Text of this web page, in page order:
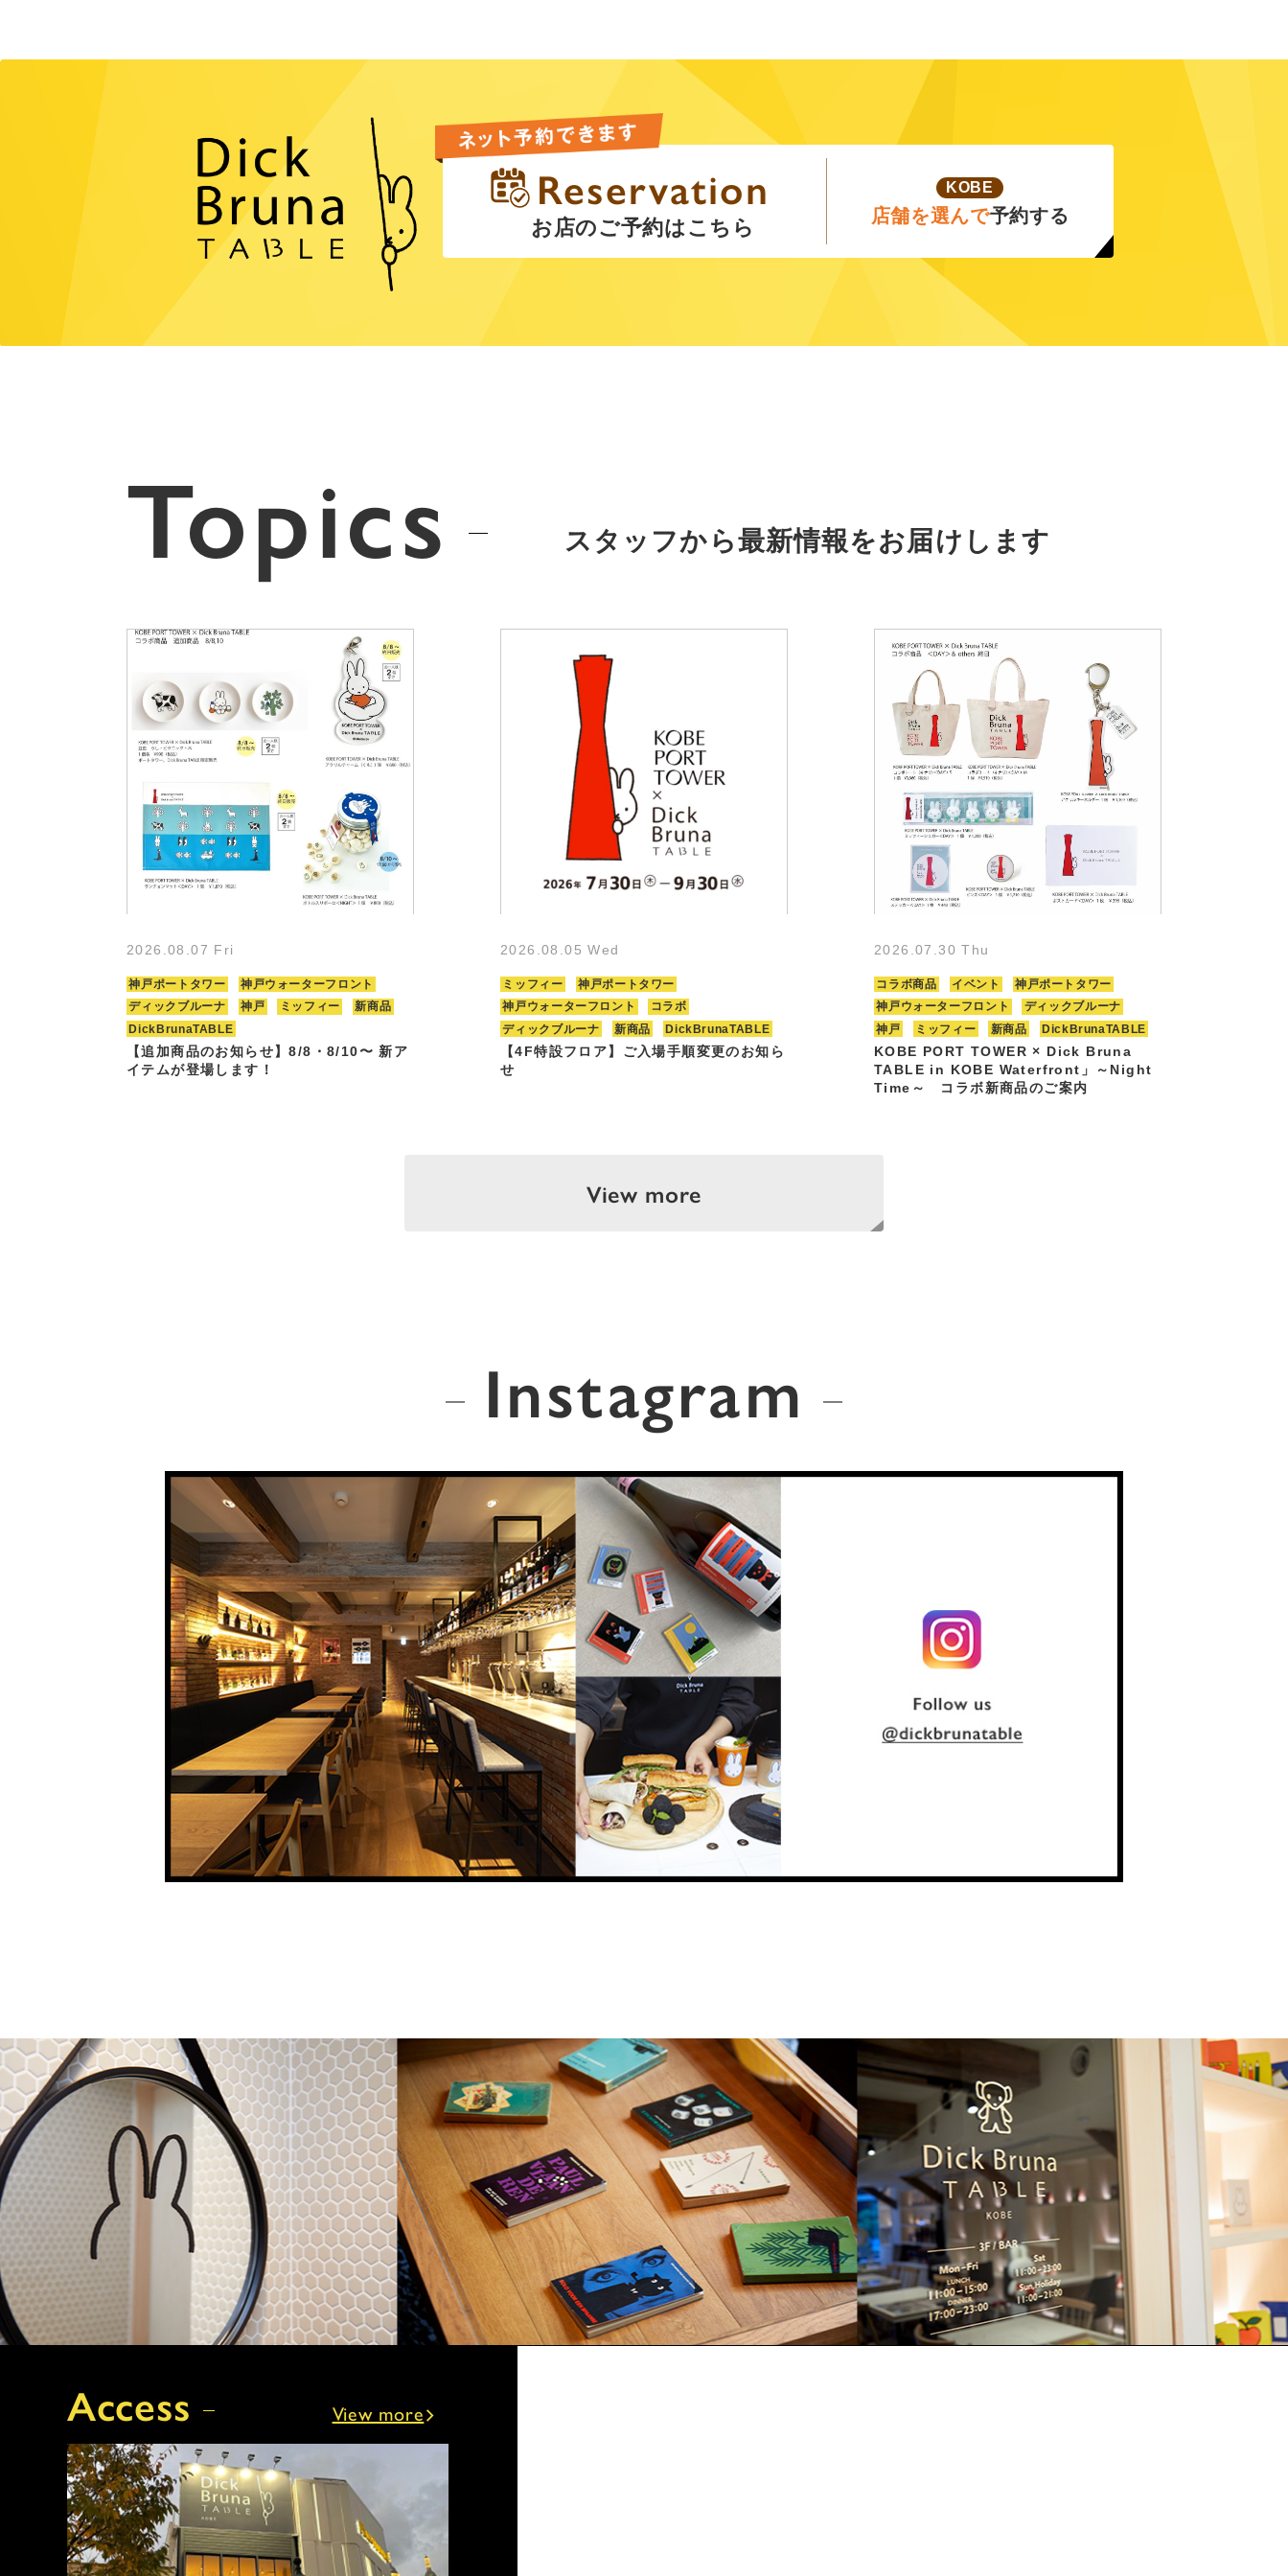
お店のご予約はこちら
KOBE
店舗を選んで予約する
Topics スタッフから最新情報をお届けします
2026.08.07 Fri
神戸ポートタワー
神戸ウォーターフロント
ディックブルーナ
神戸 ミッフィー
新商品
DickBrunaTABLE
【追加商品のお知らせ】8/8・8/10〜 新ア
イテムが登場します！
2026.08.05 Wed
ミッフィー
神戸ポートタワー
神戸ウォーターフロント
コラボ
ディックブルーナ
新商品 DickBrunaTABLE
【4F特設フロア】ご入場手順変更のお知ら
せ
2026.07.30 Thu
コラボ商品 イベント
神戸ポートタワー
神戸ウォーターフロント
ディックブルーナ
神戸
ミッフィー 新商品 DickBrunaTABLE
KOBE PORT TOWER × Dick Bruna
TABLE in KOBE Waterfront」～Night
Time～ コラボ新商品のご案内
View more
Instagram
Access View more